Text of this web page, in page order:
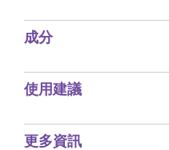
成分
使用建議
更多資訊